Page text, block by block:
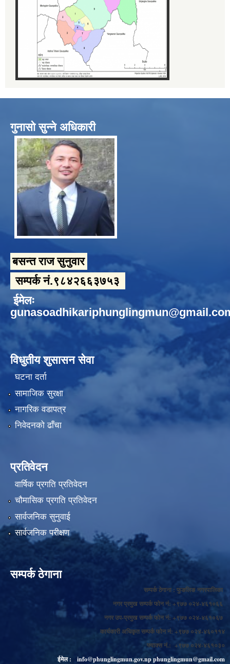
गुनासो सुन्ने अधिकारी
बसन्त राज सुनुवार
सम्पर्क नं.९८४२६६३७५३
ईमेलः
विधुतीय शुसासन सेवा
घटना दर्ता
सामाजिक सुरक्षा
नागरिक वडापत्र
निवेदनको ढाँचा
प्रतिवेदन
वार्षिक प्रगति प्रतिवेदन
चौमासिक प्रगति प्रतिवेदन
सार्वजनिक सुनुवाई
सार्वजनिक परीक्षण
सम्पर्क ठेगाना
सम्पर्क ठेगाना : फुङलिङ नगरपालिका
नगर प्रमुख सम्पर्क फोन नं: +९७७ ०२४-४६१०६६
नगर उप-प्रमुख सम्पर्क फोन नं: +९७७ ०२४-४६१०६७
कार्यकारी अधिकृत सम्पर्क फोन नं: +९७७ ०२४-४६०११४
फ्याक्स नं.: +९७७ ०२४-४६१०३०
ईमेल :
info@phunglingmun.gov.npphunglingmun@gmail.com